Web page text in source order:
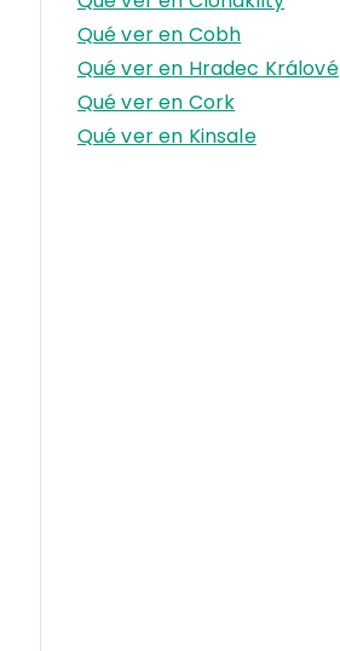
Qué ver en Cobh
Qué ver en Hradec Králové
Qué ver en Cork
Qué ver en Kinsale